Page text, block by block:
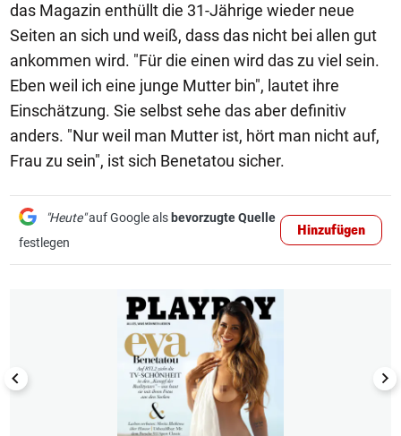
das Magazin enthüllt die 31-Jährige wieder neue
Seiten an sich und weiß, dass das nicht bei allen gut
ankommen wird. "Für die einen wird das zu viel sein.
Eben weil ich eine junge Mutter bin", lautet ihre
Einschätzung. Sie selbst sehe das aber definitiv
anders. "Nur weil man Mutter ist, hört man nicht auf,
Frau zu sein", ist sich Benetatou sicher.
"Heute"auf Google als bevorzugte Quelle
festlegen
Hinzufügen
1/4